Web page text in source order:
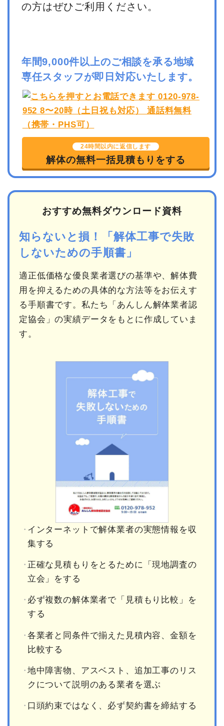
の方はぜひご利用ください。
年間9,000件以上のご相談を承る地域
専任スタッフが即日対応いたします。
24時間以内に返信します
解体の無料一括見積もりをする
おすすめ無料ダウンロード資料
知らないと損！「解体工事で失敗
しないための手順書」
適正低価格な優良業者選びの基準や、解体費
用を抑えるための具体的な方法等をお伝えす
る手順書です。私たち「あんしん解体業者認
定協会」の実績データをもとに作成していま
す。
インターネットで解体業者の実態情報を収
集する
正確な見積もりをとるために「現地調査の
立会」をする
必ず複数の解体業者で「見積もり比較」を
する
各業者と同条件で揃えた見積内容、金額を
比較する
地中障害物、アスベスト、追加工事のリス
クについて説明のある業者を選ぶ
口頭約束ではなく、必ず契約書を締結する